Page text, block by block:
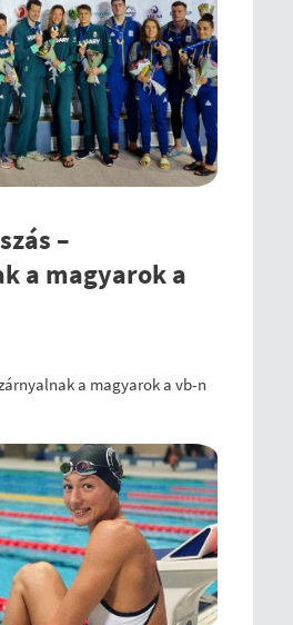
–
a magyarok a
a magyarok a vb-n